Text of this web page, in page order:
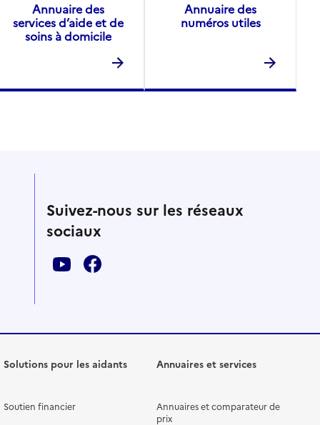
Annuaire des
services d’aide et de
soins à domicile
Annuaire des
numéros utiles
Suivez-nous sur les réseaux
sociaux
Solutions pour les aidants
Soutien financier
Annuaires et services
Annuaires et comparateur de
prix